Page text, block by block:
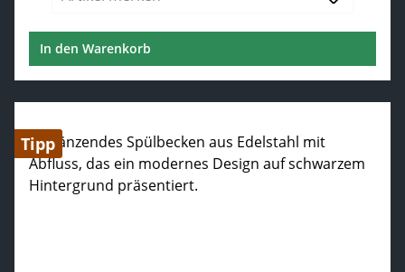
In den Warenkorb
Tipp